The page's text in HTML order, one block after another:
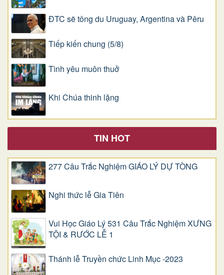
ĐTC sẽ tông du Uruguay, Argentina và Pêru
Tiếp kiến chung (5/8)
Tình yêu muôn thuở
Khi Chúa thinh lặng
TIN HOT
277 Câu Trắc Nghiệm GIÁO LÝ DỰ TÒNG
Nghi thức lễ Gia Tiên
Vui Học Giáo Lý 531 Câu Trắc Nghiệm XƯNG
TỘI & RƯỚC LỄ 1
Thánh lễ Truyền chức Linh Mục -2023